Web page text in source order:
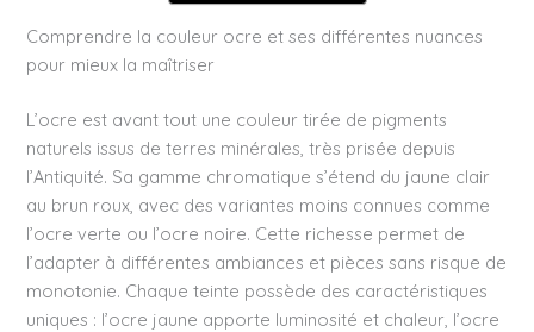
Comprendre la couleur ocre et ses différentes nuances
pour mieux la maîtriser
L’ocre est avant tout une couleur tirée de pigments
naturels issus de terres minérales, très prisée depuis
l’Antiquité. Sa gamme chromatique s’étend du jaune clair
au brun roux, avec des variantes moins connues comme
l’ocre verte ou l’ocre noire. Cette richesse permet de
l’adapter à différentes ambiances et pièces sans risque de
monotonie. Chaque teinte possède des caractéristiques
uniques : l’ocre jaune apporte luminosité et chaleur, l’ocre